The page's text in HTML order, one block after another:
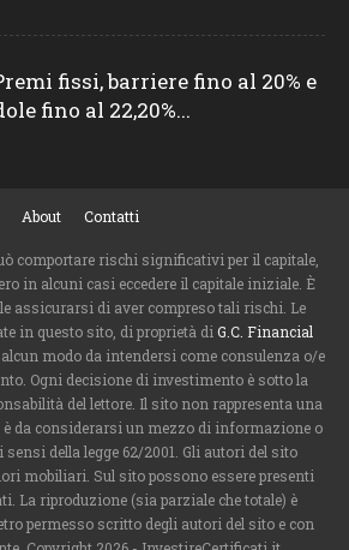
fissi, barriere fino al 20% e
fino al 22,20%...
About Contatti
comportare rischi significativi per il capitale,
in alcuni casi eccedere il capitale iniziale. È
assicurarsi di aver compreso tali rischi. Le
in questo sito, di proprietà di G.C. Financial
alcun modo da intendersi come consulenza o/e
Ogni decisione di investimento è sotto la
del lettore. Il sito non rappresenta una
da considerarsi un mezzo di informazione o
della legge 62/2001. Gli autori del sito
mobiliari. Sul sito possono essere presenti
La riproduzione (sia parziale che totale) è
permesso scritto degli autori del sito e con